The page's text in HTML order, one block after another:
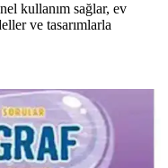
kullanım sağlar, ev
ve tasarımlarla